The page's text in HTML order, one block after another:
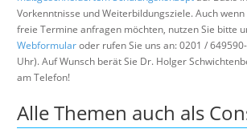
Vorkenntnisse und Weiterbildungsziele. Auch wenn
freie Termine anfragen möchten, nutzen Sie bitte
Webformularoder rufen Sie uns an: 0201 /
Uhr). Auf Wunsch berät Sie Dr. Holger
am Telefon!
Alle Themen auch als